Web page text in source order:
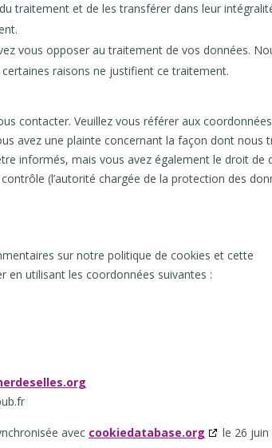
traitement et de les transférer dans leur
vous opposer au traitement de vos données.
raisons ne justifient ce traitement.
contacter. Veuillez vous référer aux
avez une plainte concernant la façon dont nous
informés, mais vous avez également le droit de
(l’autorité chargée de la protection des
sur notre politique de cookies et cette
en utilisant les coordonnées suivantes :
avec cookiedatabase.org le 26 juin